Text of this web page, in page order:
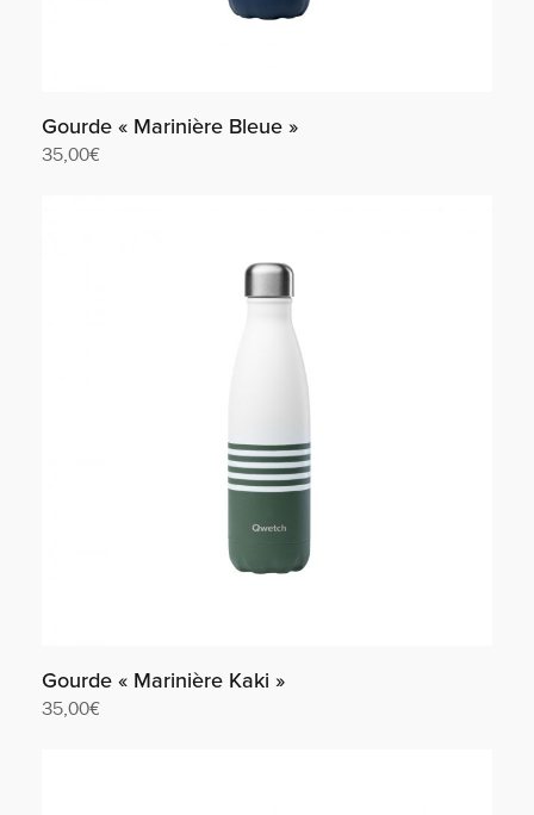
Gourde « Marinière Bleue »
35,00€
Gourde « Marinière Kaki »
35,00€